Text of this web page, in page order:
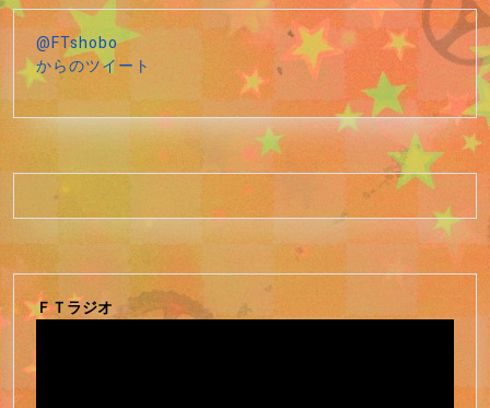
@FTshobo
からのツイート
ＦＴラジオ